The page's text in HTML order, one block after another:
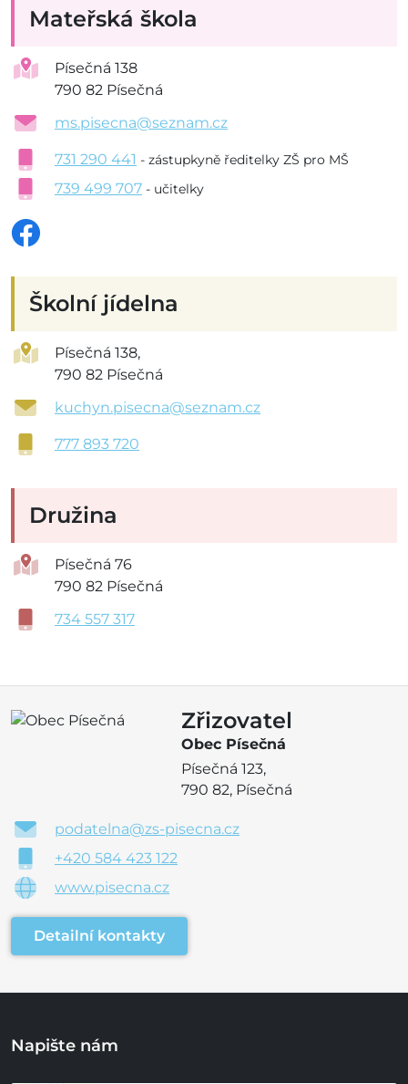
Mateřská škola
Písečná 138
790 82 Písečná
ms.pisecna@seznam.cz
731 290 441 - zástupkyně ředitelky ZŠ pro MŠ
739 499 707 - učitelky
Školní jídelna
Písečná 138,
790 82 Písečná
kuchyn.pisecna@seznam.cz
777 893 720
Družina
Písečná 76
790 82 Písečná
734 557 317
Zřizovatel
Obec Písečná
Písečná 123,
790 82, Písečná
podatelna@zs-pisecna.cz
+420 584 423 122
www.pisecna.cz
Detailní kontakty
Napište nám